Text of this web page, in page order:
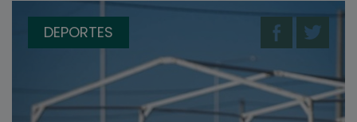
DEPORTES